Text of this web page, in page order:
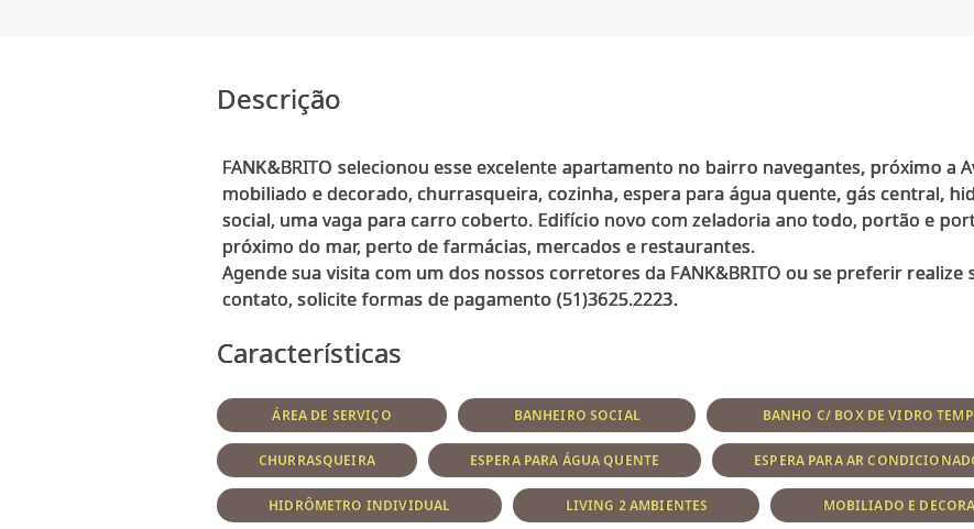
Descrição
FANK&BRITO selecionou esse excelente apartamento no bairro navegantes, próximo a
mobiliado e decorado, churrasqueira, cozinha, espera para água quente, gás central,
social, uma vaga para carro coberto. Edifício novo com zeladoria ano todo, portão e
próximo do mar, perto de farmácias, mercados e restaurantes.
Agende sua visita com um dos nossos corretores da FANK&BRITO ou se preferir
contato, solicite formas de pagamento (51)3625.2223.
Características
ÁREA DE SERVIÇO BANHEIRO SOCIAL BANHO C/ BOX DE VIDRO
CHURRASQUEIRA ESPERA PARA ÁGUA QUENTE ESPERA PARA AR
HIDRÔMETRO INDIVIDUAL LIVING 2 AMBIENTES MOBILIADO E